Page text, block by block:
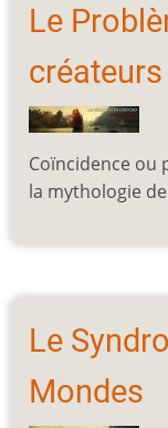
Le
créateurs
Coïncidence ou
la mythologie
Le
Mondes